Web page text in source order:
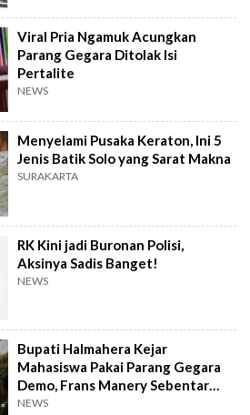
Viral Pria Ngamuk Acungkan
Parang Gegara Ditolak Isi
Pertalite
NEWS
Menyelami Pusaka Keraton, Ini 5
Jenis Batik Solo yang Sarat Makna
SURAKARTA
RK Kini jadi Buronan Polisi,
Aksinya Sadis Banget!
NEWS
Bupati Halmahera Kejar
Mahasiswa Pakai Parang Gegara
Demo, Frans Manery Sebentar
Lagi Bakal Tersangka?
NEWS